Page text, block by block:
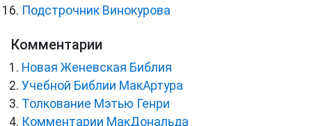
Подстрочник Винокурова
Комментарии
Новая Женевская Библия
Учебной Библии МакАртура
Толкование Мэтью Генри
Комментарии МакДональда